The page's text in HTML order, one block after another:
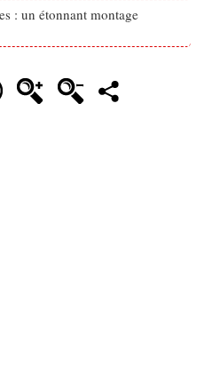
: un étonnant montage